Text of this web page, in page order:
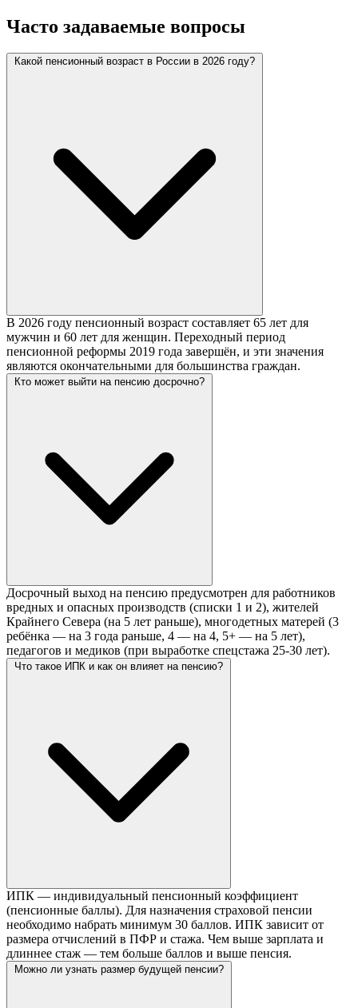
Часто задаваемые вопросы
Какой пенсионный возраст в России в 2026 году?
В 2026 году пенсионный возраст составляет 65 лет для
мужчин и 60 лет для женщин. Переходный период
пенсионной реформы 2019 года завершён, и эти значения
являются окончательными для большинства граждан.
Кто может выйти на пенсию досрочно?
Досрочный выход на пенсию предусмотрен для работников
вредных и опасных производств (списки 1 и 2), жителей
Крайнего Севера (на 5 лет раньше), многодетных матерей (3
ребёнка — на 3 года раньше, 4 — на 4, 5+ — на 5 лет),
педагогов и медиков (при выработке спецстажа 25-30 лет).
Что такое ИПК и как он влияет на пенсию?
ИПК — индивидуальный пенсионный коэффициент
(пенсионные баллы). Для назначения страховой пенсии
необходимо набрать минимум 30 баллов. ИПК зависит от
размера отчислений в ПФР и стажа. Чем выше зарплата и
длиннее стаж — тем больше баллов и выше пенсия.
Можно ли узнать размер будущей пенсии?